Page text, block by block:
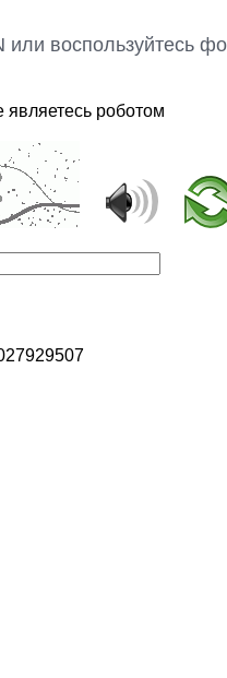
или воспользуйтесь
роботом